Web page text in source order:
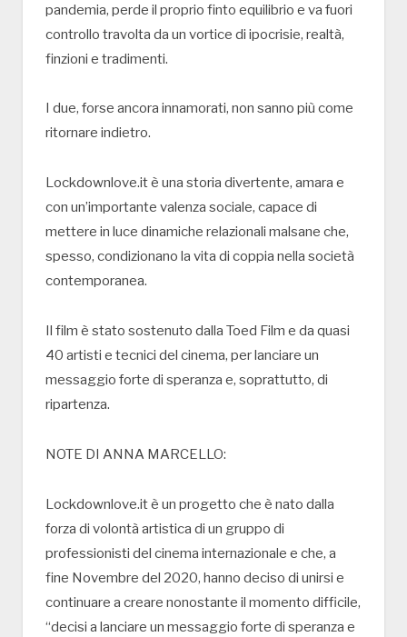
pandemia, perde il proprio finto equilibrio e va fuori
controllo travolta da un vortice di ipocrisie, realtà,
finzioni e tradimenti.
I due, forse ancora innamorati, non sanno più come
ritornare indietro.
Lockdownlove.it è una storia divertente, amara e
con un’importante valenza sociale, capace di
mettere in luce dinamiche relazionali malsane che,
spesso, condizionano la vita di coppia nella società
contemporanea.
Il film è stato sostenuto dalla Toed Film e da quasi
40 artisti e tecnici del cinema, per lanciare un
messaggio forte di speranza e, soprattutto, di
ripartenza.
NOTE DI ANNA MARCELLO:
Lockdownlove.it è un progetto che è nato dalla
forza di volontà artistica di un gruppo di
professionisti del cinema internazionale e che, a
fine Novembre del 2020, hanno deciso di unirsi e
continuare a creare nonostante il momento difficile,
“decisi a lanciare un messaggio forte di speranza e